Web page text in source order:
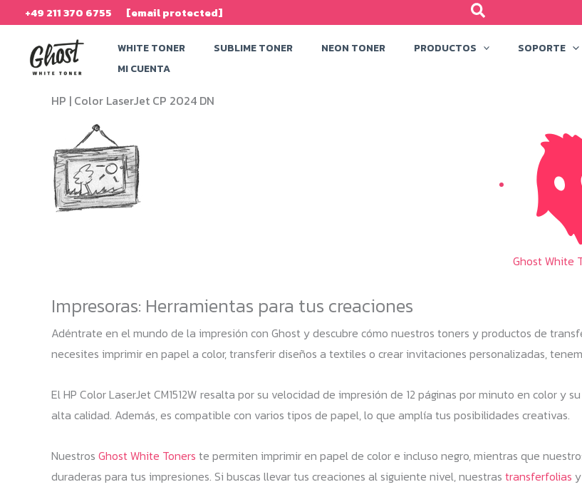
al
contenido
+49 211 370 6755 [email protected]
WHITE TONER SUBLIME TONER NEON TONER PRODUCTOS SOPORTE
MI CUENTA
HP | Color LaserJet CP 2024 DN
Ghost White
Impresoras: Herramientas para tus creaciones
Adéntrate en el mundo de la impresión con Ghost y descubre cómo nuestros toners y productos de
necesites imprimir en papel a color, transferir diseños a textiles o crear invitaciones personalizadas,
El HP Color LaserJet CM1512W resalta por su velocidad de impresión de 12 páginas por minuto en color
alta calidad. Además, es compatible con varios tipos de papel, lo que amplía tus posibilidades creativas.
Nuestros Ghost White Toners te permiten imprimir en papel de color e incluso negro, mientras que
duraderas para tus impresiones. Si buscas llevar tus creaciones al siguiente nivel, nuestras transferfolias y